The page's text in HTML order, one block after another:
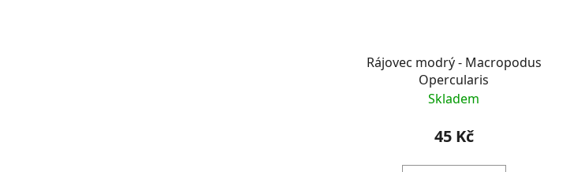
Rájovec modrý - Macropodus
Opercularis
Skladem
45 Kč